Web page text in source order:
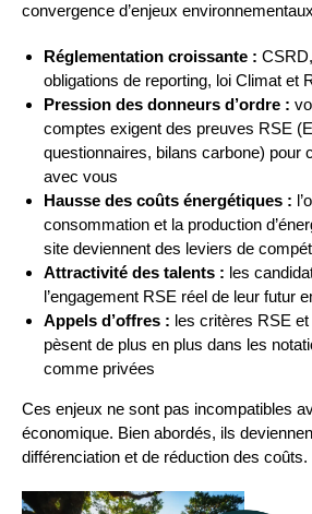
convergence d’enjeux
Réglementation croissante :
obligations de reporting, loi Climat et
Pression des donneurs d’ordre :
comptes exigent des preuves RSE
questionnaires, bilans carbone) pour
avec vous
Hausse des coûts énergétiques :
consommation et la production
site deviennent des leviers de
Attractivité des talents : les
l’engagement RSE réel de leur futur
Appels d’offres : les critères RSE
pèsent de plus en plus dans les
comme privées
Ces enjeux ne sont pas incompatibles
économique. Bien abordés, ils
différenciation et de réduction des coûts.